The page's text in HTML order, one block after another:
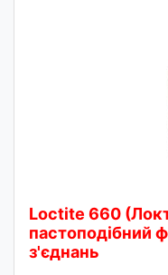
Loctite 660
пастоподібний
з'єднань